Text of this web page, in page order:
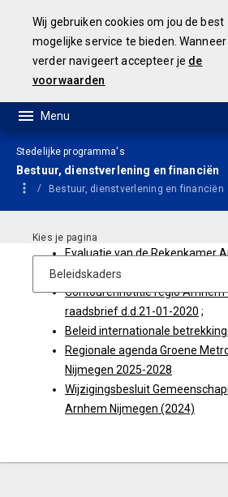
Wij gebruiken cookies om jou de best
mogelijke service te bieden. Wanneer
verder navigeert accepteer je de
voorwaarden
Stedelijke programma's
Bestuur, dienstverlening en financiën
Bestuur, dienstverlening en financiën
Evaluatie van de Rekenkamer
MIRT Agenda stedelijk netwerk
Contourennotitie regio
raadsbrief d.d.21-01-2020 ;
Beleid internationale
Regionale agenda Groene
Nijmegen 2025-2028
Wijzigingsbesluit
Arnhem Nijmegen (2024)